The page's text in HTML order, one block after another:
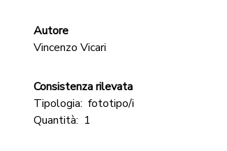
Autore
Vincenzo Vicari
Consistenza rilevata
Tipologia: fototipo/i
Quantità: 1